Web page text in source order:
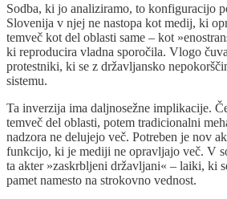
Sodba, ki jo analiziramo, to konfiguracijo
Slovenija v njej ne nastopa kot medij, ki
temveč kot del oblasti same – kot
ki reproducira vladna sporočila. Vlogo
protestniki, ki se z državljansko
sistemu.
Ta inverzija ima daljnosežne implikacije.
temveč del oblasti, potem tradicionalni
nadzora ne delujejo več. Potreben je nov
funkcijo, ki je mediji ne opravljajo več. V
ta akter »zaskrbljeni državljani« – laiki, ki
pamet namesto na strokovno vednost.